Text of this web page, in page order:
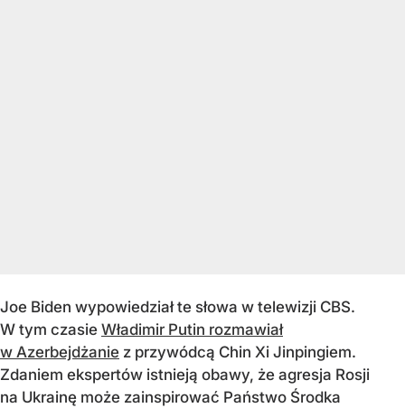
Joe Biden wypowiedział te słowa w telewizji CBS.
W tym czasie Władimir Putin rozmawiał
w Azerbejdżanie z przywódcą Chin Xi Jinpingiem.
Zdaniem ekspertów istnieją obawy, że agresja Rosji
na Ukrainę może zainspirować Państwo Środka